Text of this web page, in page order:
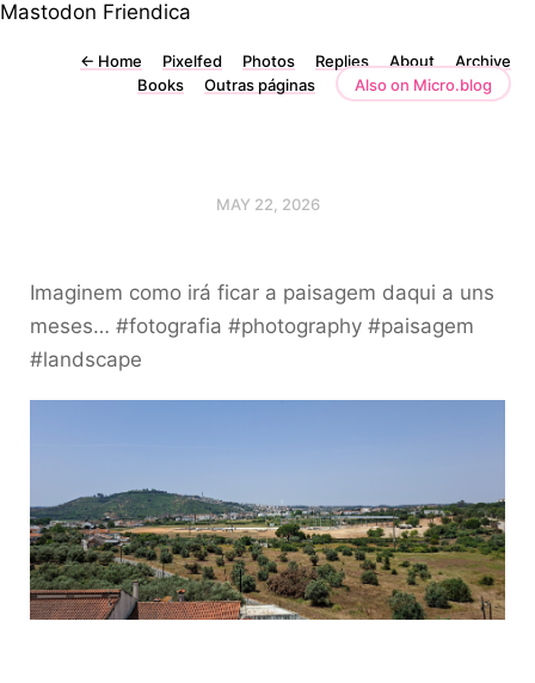
Mastodon Friendica
← Home Pixelfed Photos Replies About
Archive
Books
Outras páginas Also on Micro.blog
MAY 22, 2026
Imaginem como irá ficar a paisagem daqui a uns
meses… #fotografia #photography #paisagem
#landscape